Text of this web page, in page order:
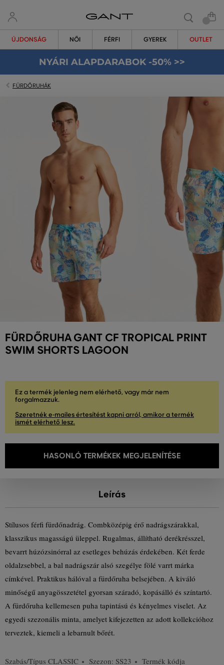
ÚJDONSÁG NŐI FÉRFI GYEREK OUTLET
NYÁRI ALAPDARABOK -50% >>
FÜRDŐRUHÁK
FÜRDŐRUHA GANT CF TROPICAL PRINT
SWIM SHORTS LAGOON
Ez a termék jelenleg nem elérhető, vagy már nem
forgalmazzuk.
Szeretnék e-mailes értesítést kapni arról, amikor a termék
ismét elérhető lesz.
HASONLÓ TERMÉKEK MEGJELENÍTÉSE
Leírás
Stílusos férfi fürdőnadrág. Combközépig érő nadrágszárakkal,
klasszikus magasságú üleppel. Rugalmas, állítható derékrésszel,
bevarrt húzózsinórral az esetleges behúzás érdekében. Két ferde
oldalzsebbel, a bal nadrágszár alsó szegélye fölé varrt márka
címkével. Praktikus hálóval a fürdőruha belsejében. A kiváló
minőségű anyagösszetétel gyorsan száradó, kopásálló és színtartó.
A fürdőruha kellemesen puha tapintású és kényelmes viselet. Az
egyedi szezonális minta, amelyet kifejezetten az adott kollekcióhoz
terveztek, kiemeli a lebarnult bőrét.
Szabás/Típus CLASSIC Szezon: SS23
Termék kódja